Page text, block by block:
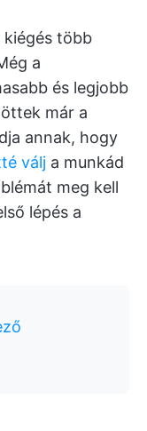
több
a
és legjobb
már a
annak, hogy
válj a munkád
meg kell
lépés a